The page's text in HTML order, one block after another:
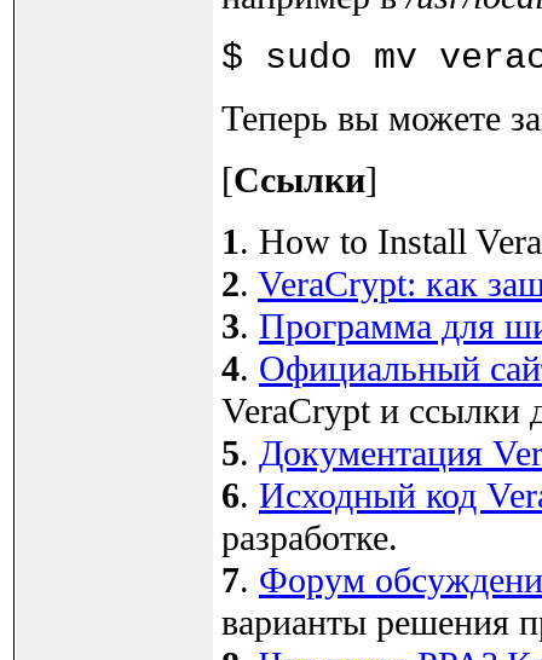
$ sudo mv
Теперь вы можете
[Ссылки]
1. How to Install
2. VeraCrypt: как
3. Программа для
4. Официальный
VeraCrypt и ссылки
5. Документация
6. Исходный код
разработке.
7. Форум
варианты решения